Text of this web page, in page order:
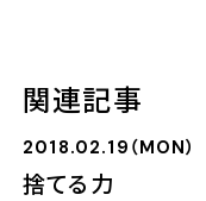
関連記事
2018.02.19（MON）
捨てる力